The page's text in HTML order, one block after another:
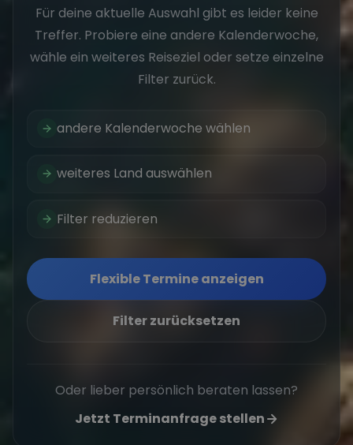
Für deine aktuelle Auswahl gibt es leider keine
Treffer. Probiere eine andere Kalenderwoche,
wähle ein weiteres Reiseziel oder setze einzelne
Filter zurück.
andere Kalenderwoche wählen
weiteres Land auswählen
Filter reduzieren
Flexible Termine anzeigen
Filter zurücksetzen
Oder lieber persönlich beraten lassen?
Jetzt Terminanfrage stellen